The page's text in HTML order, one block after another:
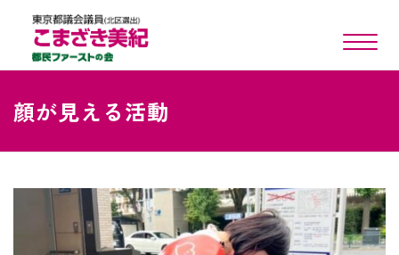
toggle
顔が見える活動